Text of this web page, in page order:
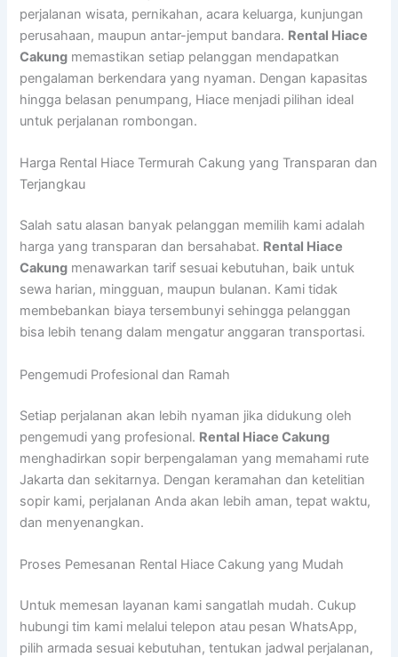
perjalanan wisata, pernikahan, acara keluarga, kunjungan
perusahaan, maupun antar-jemput bandara. Rental Hiace
Cakung memastikan setiap pelanggan mendapatkan
pengalaman berkendara yang nyaman. Dengan kapasitas
hingga belasan penumpang, Hiace menjadi pilihan ideal
untuk perjalanan rombongan.
Harga Rental Hiace Termurah Cakung yang Transparan dan
Terjangkau
Salah satu alasan banyak pelanggan memilih kami adalah
harga yang transparan dan bersahabat. Rental Hiace
Cakung menawarkan tarif sesuai kebutuhan, baik untuk
sewa harian, mingguan, maupun bulanan. Kami tidak
membebankan biaya tersembunyi sehingga pelanggan
bisa lebih tenang dalam mengatur anggaran transportasi.
Pengemudi Profesional dan Ramah
Setiap perjalanan akan lebih nyaman jika didukung oleh
pengemudi yang profesional. Rental Hiace Cakung
menghadirkan sopir berpengalaman yang memahami rute
Jakarta dan sekitarnya. Dengan keramahan dan ketelitian
sopir kami, perjalanan Anda akan lebih aman, tepat waktu,
dan menyenangkan.
Proses Pemesanan Rental Hiace Cakung yang Mudah
Untuk memesan layanan kami sangatlah mudah. Cukup
hubungi tim kami melalui telepon atau pesan WhatsApp,
pilih armada sesuai kebutuhan, tentukan jadwal perjalanan,